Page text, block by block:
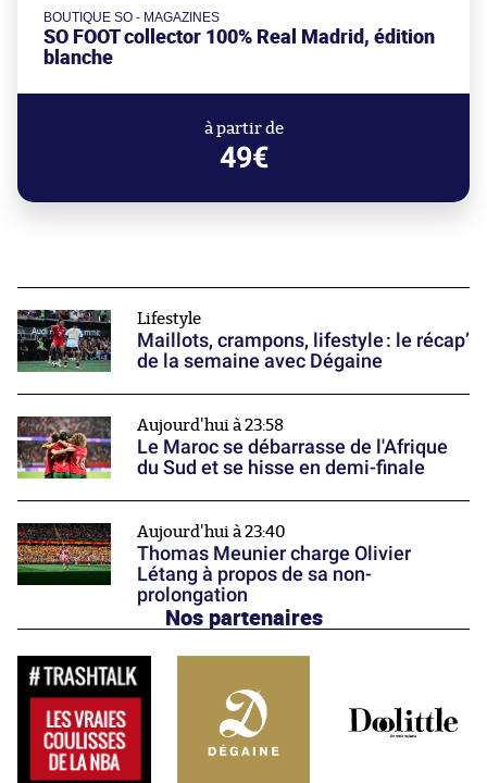
BOUTIQUE SO - MAGAZINES
SO FOOT collector 100% Real Madrid, édition
blanche
à partir de
49€
Lifestyle
Maillots, crampons, lifestyle : le récap’
de la semaine avec Dégaine
Aujourd'hui à 23:58
Le Maroc se débarrasse de l'Afrique
du Sud et se hisse en demi-finale
Aujourd'hui à 23:40
Thomas Meunier charge Olivier
Létang à propos de sa non-
prolongation
Nos partenaires